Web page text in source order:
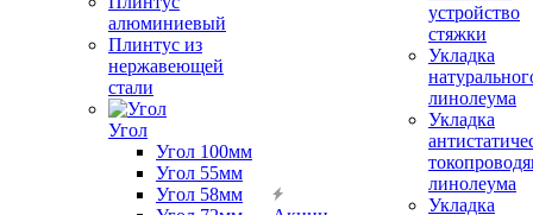
алюминиевый
Плинтус из
нержавеющей
стали
Угол
Угол 100мм
Угол 55мм
Угол 58мм
устройство
стяжки
Укладка
линолеума
Укладка
линолеума
Укладка